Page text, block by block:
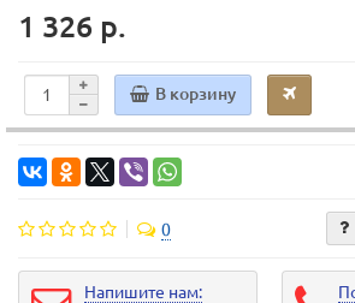
1 326 р.
В корзину
0
Напишите нам: